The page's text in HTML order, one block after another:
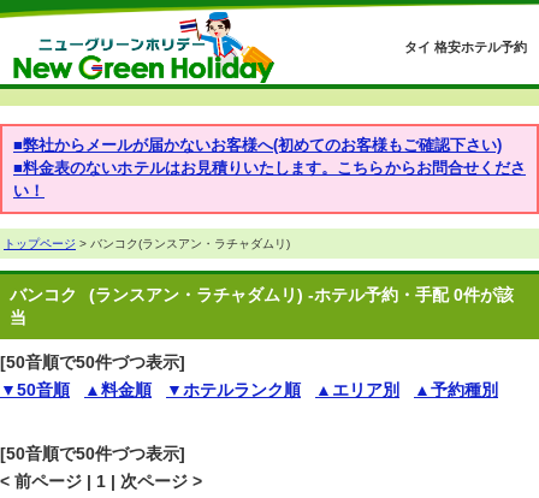
タイ 格安ホテル予約
■弊社からメールが届かないお客様へ(初めてのお客様もご確認下さい)
■料金表のないホテルはお見積りいたします。こちらからお問合せくださ
い！
トップページ > バンコク(ランスアン・ラチャダムリ)
バンコク
(ランスアン・ラチャダムリ) -ホテル予約・手配 0件が該
当
[50音順で50件づつ表示]
▼50音順
▲料金順 ▼ホテルランク順 ▲エリア別 ▲予約種別
[50音順で50件づつ表示]
< 前ページ | 1 | 次ページ >